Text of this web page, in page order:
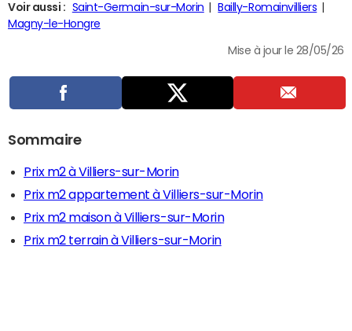
Voir aussi : Saint-Germain-sur-Morin
Bailly-Romainvilliers
Magny-le-Hongre
Mise à jour le 28/05/26
Sommaire
Prix m2 à Villiers-sur-Morin
Prix m2 appartement à Villiers-sur-Morin
Prix m2 maison à Villiers-sur-Morin
Prix m2 terrain à Villiers-sur-Morin